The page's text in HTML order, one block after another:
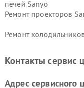
печей Sanyo
Ремонт проекторов
Ремонт
Контакты сервис
Адрес сервисного